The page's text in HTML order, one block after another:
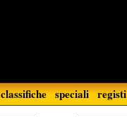
classifiche speciali registi